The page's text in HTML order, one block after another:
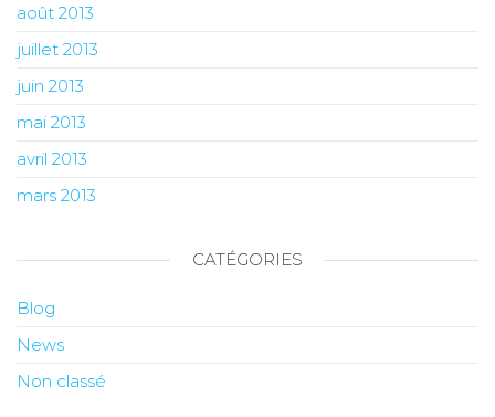
août 2013
juillet 2013
juin 2013
mai 2013
avril 2013
mars 2013
CATÉGORIES
Blog
News
Non classé